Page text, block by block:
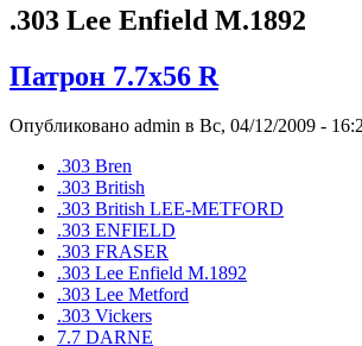
.303 Lee Enfield M.1892
Патрон 7.7x56 R
Опубликовано admin в Вс, 04/12/2009 -
.303 Bren
.303 British
.303 British LEE-METFORD
.303 ENFIELD
.303 FRASER
.303 Lee Enfield M.1892
.303 Lee Metford
.303 Vickers
7.7 DARNE